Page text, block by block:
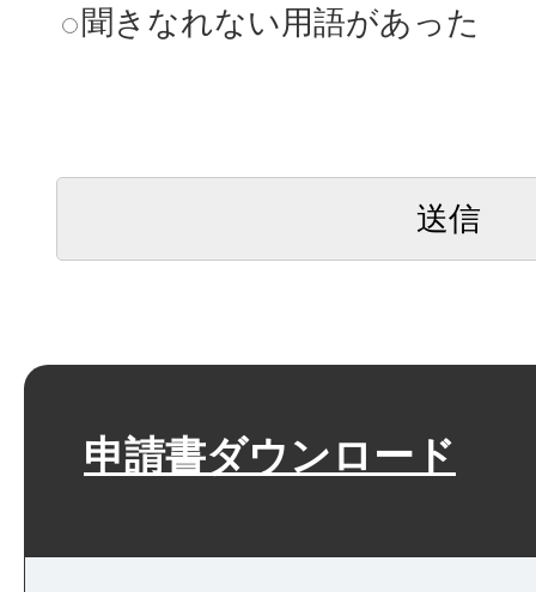
聞きなれない用語があった
申請書ダウンロード